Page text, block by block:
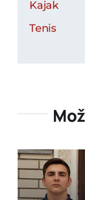
Kajak
Tenis